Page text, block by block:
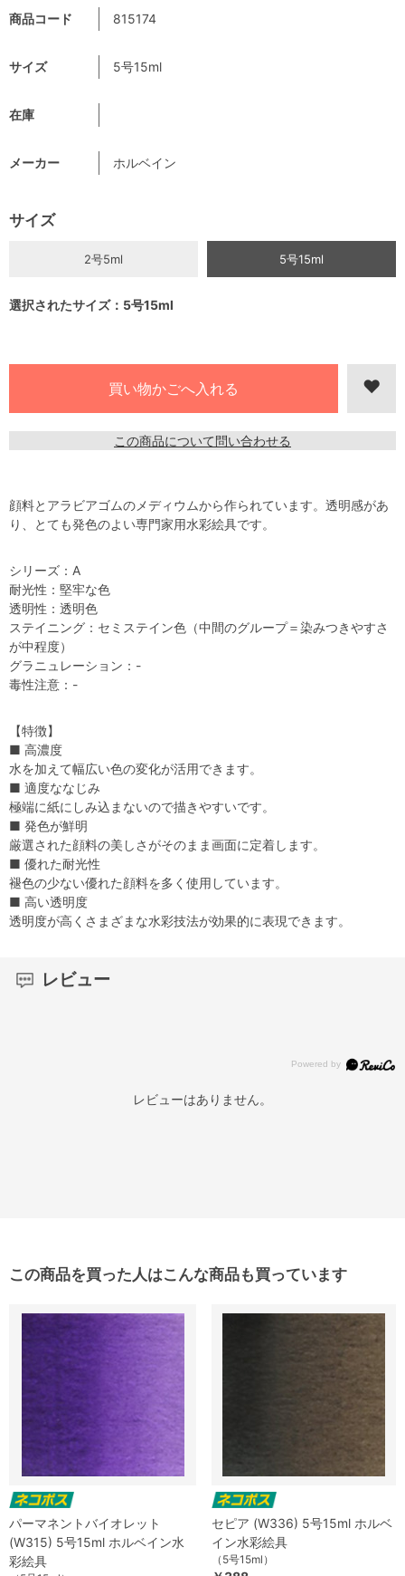
商品コード 815174
サイズ 5号15ml
在庫
メーカー ホルベイン
サイズ
2号5ml 5号15ml
選択されたサイズ：5号15ml
この商品について問い合わせる
顔料とアラビアゴムのメディウムから作られています。透明感があ
り、とても発色のよい専門家用水彩絵具です。
シリーズ：A
耐光性：堅牢な色
透明性：透明色
ステイニング：セミステイン色（中間のグループ＝染みつきやすさ
が中程度）
グラニュレーション：-
毒性注意：-
【特徴】
■ 高濃度
水を加えて幅広い色の変化が活用できます。
■ 適度ななじみ
極端に紙にしみ込まないので描きやすいです。
■ 発色が鮮明
厳選された顔料の美しさがそのまま画面に定着します。
■ 優れた耐光性
褪色の少ない優れた顔料を多く使用しています。
■ 高い透明度
透明度が高くさまざまな水彩技法が効果的に表現できます。
レビュー
レビューはありません。
この商品を買った人はこんな商品も買っています
パーマネントバイオレット
(W315) 5号15ml ホルベイン水
彩絵具
セピア (W336) 5号15ml ホルベ
イン水彩絵具
（5号15ml）